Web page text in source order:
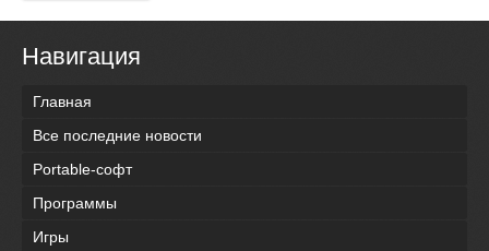
Навигация
Главная
Все последние новости
Portable-софт
Программы
Игры